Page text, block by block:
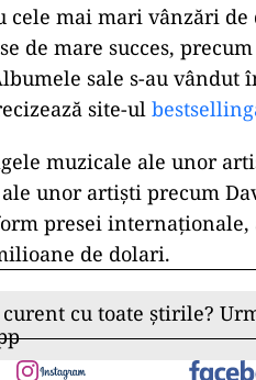
cele mai mari vânzări
de mare succes, precum
sale s-au vândut
site-ul
muzicale ale unor
unor artişti precum
presei
de dolari.
cu toate știrile?